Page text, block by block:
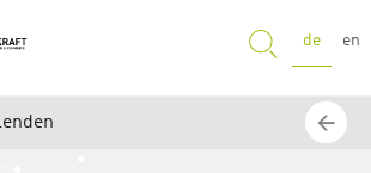
SUCHEde en